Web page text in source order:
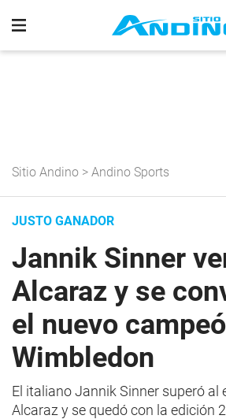
Sitio Andino > Andino Sports
JUSTO GANADOR
Jannik Sinner
Alcaraz y se
el nuevo
Wimbledon
El italiano Jannik Sinner superó al
Alcaraz y se quedó con la edición